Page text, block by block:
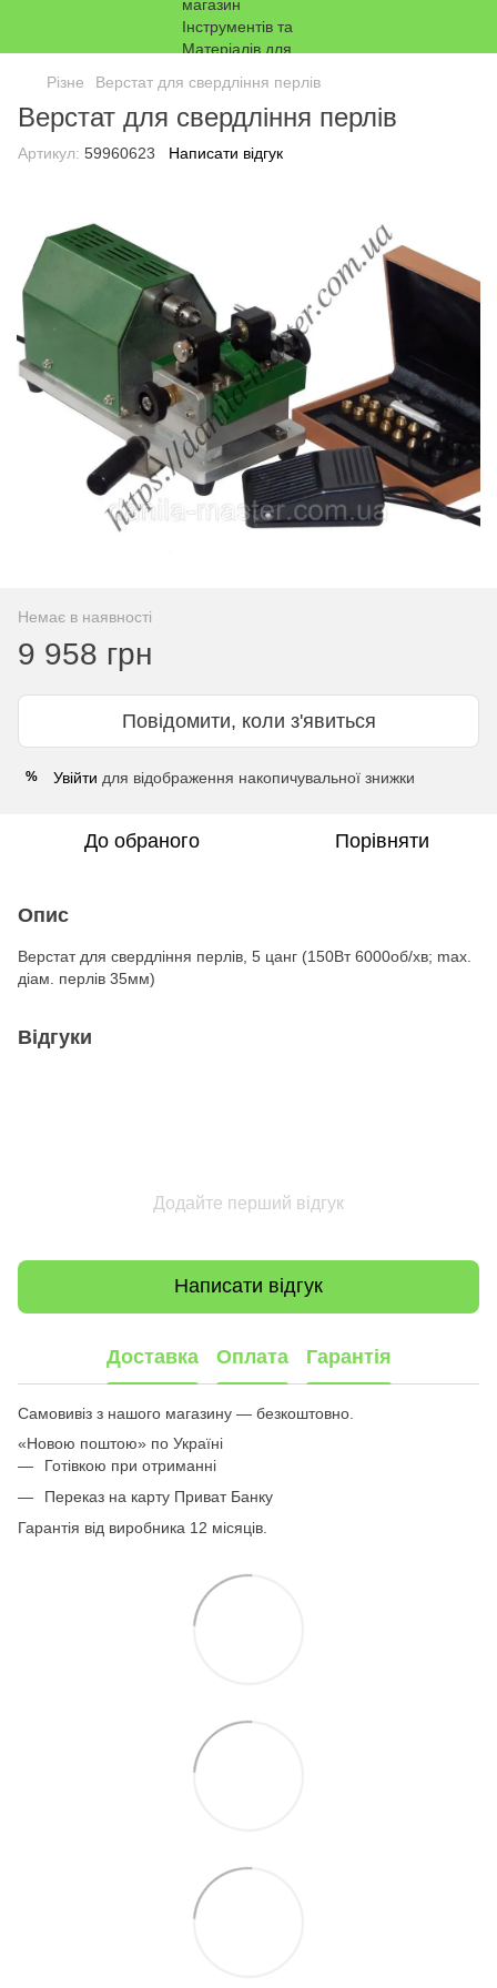
Різне Верстат для свердління перлів
Верстат для свердління перлів
Артикул: 59960623 Написати відгук
Немає в наявності
9 958 грн
Повідомити, коли з'явиться
% Увійти для відображення накопичувальної знижки
До обраного Порівняти
Опис
Верстат для свердління перлів, 5 цанг (150Вт 6000об/хв; max.
діам. перлів 35мм)
Відгуки
Додайте перший відгук
Написати відгук
Доставка Оплата Гарантія
Самовивіз з нашого магазину — безкоштовно.
«Новою поштою» по Україні
Готівкою при отриманні
Переказ на карту Приват Банку
Гарантія від виробника 12 місяців.